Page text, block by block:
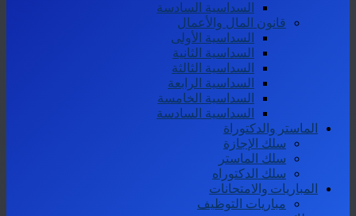
السداسية السادسة
قانون المال والأعمال
السداسية الأولى
السداسية الثانية
السداسية الثالثة
السداسية الرابعة
السداسية الخامسة
السداسية السادسة
الماستر والدكتوراة
سلك الإجازة
سلك الماستر
سلك الدكتوراه
المباريات والامتحانات
مباريات التوظيف